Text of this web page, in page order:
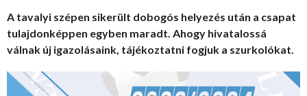
A tavalyi szépen sikerült dobogós helyezés után a csapat
tulajdonképpen egyben maradt. Ahogy hivatalossá
válnak új igazolásaink, tájékoztatni fogjuk a szurkolókat.